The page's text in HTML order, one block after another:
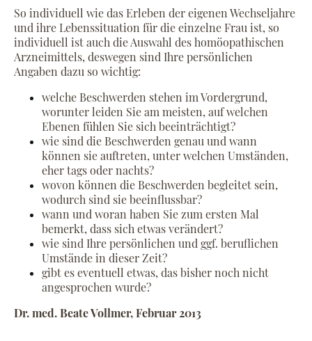
So individuell wie das Erleben der eigenen Wechseljahre
und ihre Lebenssituation für die einzelne Frau ist, so
individuell ist auch die Auswahl des homöopathischen
Arzneimittels, deswegen sind Ihre persönlichen
Angaben dazu so wichtig:
welche Beschwerden stehen im Vordergrund,
worunter leiden Sie am meisten, auf welchen
Ebenen fühlen Sie sich beeinträchtigt?
wie sind die Beschwerden genau und wann
können sie auftreten, unter welchen Umständen,
eher tags oder nachts?
wovon können die Beschwerden begleitet sein,
wodurch sind sie beeinflussbar?
wann und woran haben Sie zum ersten Mal
bemerkt, dass sich etwas verändert?
wie sind Ihre persönlichen und ggf. beruflichen
Umstände in dieser Zeit?
gibt es eventuell etwas, das bisher noch nicht
angesprochen wurde?
Dr. med. Beate Vollmer, Februar 2013